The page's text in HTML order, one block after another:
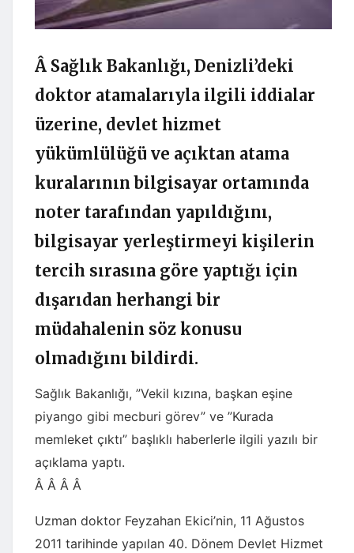
Â Sağlık Bakanlığı, Denizli’deki
doktor atamalarıyla ilgili iddialar
üzerine, devlet hizmet
yükümlülüğü ve açıktan atama
kuralarının bilgisayar ortamında
noter tarafından yapıldığını,
bilgisayar yerleştirmeyi kişilerin
tercih sırasına göre yaptığı için
dışarıdan herhangi bir
müdahalenin söz konusu
olmadığını bildirdi.
Sağlık Bakanlığı, ”Vekil kızına, başkan eşine
piyango gibi mecburi görev” ve ”Kurada
memleket çıktı” başlıklı haberlerle ilgili yazılı bir
açıklama yaptı.
Â Â Â Â
Uzman doktor Feyzahan Ekici’nin, 11 Ağustos
2011 tarihinde yapılan 40. Dönem Devlet Hizmet